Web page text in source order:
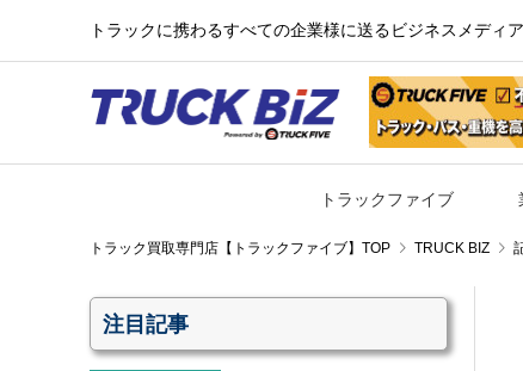
トラックに携わるすべての企業様に送るビジネスメディ
トラックファイブ
TRUCK BIZ
注目記事